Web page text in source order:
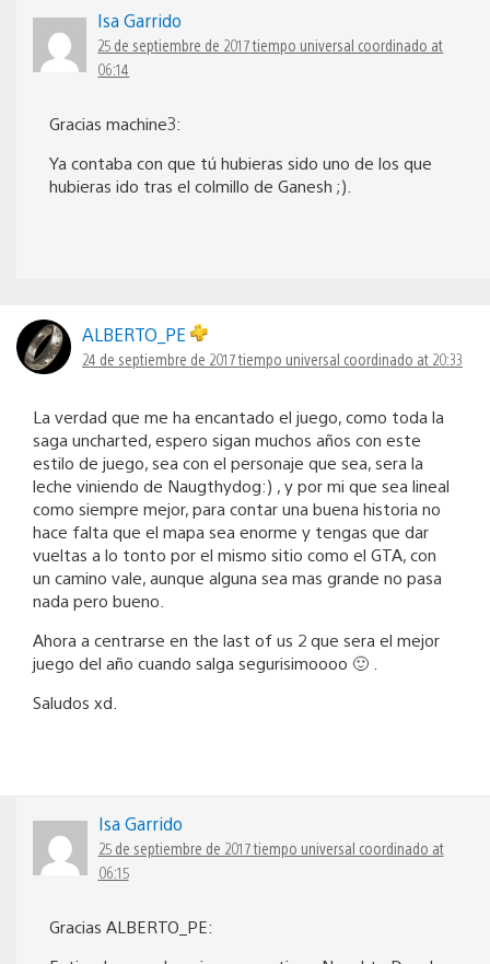
Isa Garrido
25 de septiembre de 2017 tiempo universal coordinado at
06:14
Gracias machine3:
Ya contaba con que tú hubieras sido uno de los que
hubieras ido tras el colmillo de Ganesh ;).
ALBERTO_PE
24 de septiembre de 2017 tiempo universal coordinado at 20:33
La verdad que me ha encantado el juego, como toda la
saga uncharted, espero sigan muchos años con este
estilo de juego, sea con el personaje que sea, sera la
leche viniendo de Naugthydog:) , y por mi que sea lineal
como siempre mejor, para contar una buena historia no
hace falta que el mapa sea enorme y tengas que dar
vueltas a lo tonto por el mismo sitio como el GTA, con
un camino vale, aunque alguna sea mas grande no pasa
nada pero bueno.
Ahora a centrarse en the last of us 2 que sera el mejor
juego del año cuando salga segurisimoooo 🙂 .
Saludos xd.
Isa Garrido
25 de septiembre de 2017 tiempo universal coordinado at
06:15
Gracias ALBERTO_PE: